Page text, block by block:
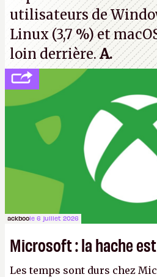
utilisateurs de
Linux (3,7 %) et
loin derrière.A.
ackboole 6 juillet 2026
Microsoft : la hache
Les temps sont durs chez